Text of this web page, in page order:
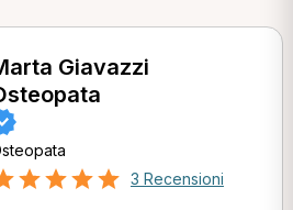
Giavazzi
3 Recensioni